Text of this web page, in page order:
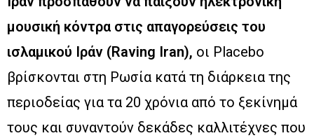
μουσική κόντρα στις απαγορεύσεις του
ισλαμικού Ιράν (Raving Iran), οι Placebo
βρίσκονται στη Ρωσία κατά τη διάρκεια της
περιοδείας για τα 20 χρόνια από το ξεκίνημά
τους και συναντούν δεκάδες καλλιτέχνες που